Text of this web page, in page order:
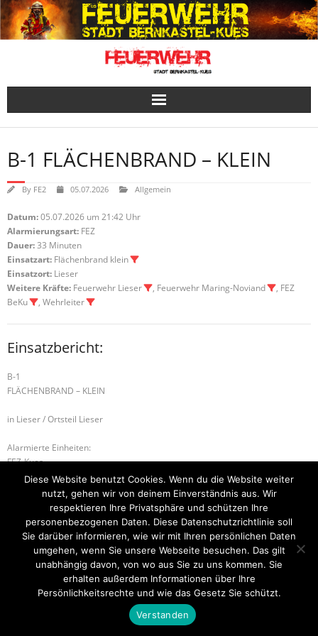
Skip
to
content
B-1 FLÄCHENBRAND – KLEIN
By FE2 05.07.2026 Allgemein
Datum:05.07.2026 um 21:42 Uhr
Alarmierungsart: FEZ
Dauer:33 Minuten
Einsatzart: Flächenbrand klein
Einsatzort: Lieser
Weitere Kräfte: Feuerwehr Lieser , Feuerwehr Maring-Noviand
, FEZ
BeKu
, Wehrleiter
Einsatzbericht:
B-1
FLÄCHENBRAND – KLEIN
in Lieser / Ortsteil Lieser
Alarmierte Einheiten:
FEZ-Kues
BeKu WL
H-1 TIERRETTUNG B-1 RAUCHENTWICKLUNG IM FREIEN
Startseite Einsätze Mitglied werden Über uns
Bilder
Kontakt
Theme byThink Up Themes Ltd. Powered byWordPress.
Diese Website benutzt Cookies. Wenn du die Website weiter
nutzt, gehen wir von deinem Einverständnis aus. Wir
respektieren Ihre Privatsphäre und schützen Ihre
personenbezogenen Daten. Diese Datenschutzrichtlinie soll
Sie darüber informieren, wie wir mit Ihren persönlichen Daten
umgehen, wenn Sie unsere Webseite besuchen. Das gilt
unabhängig davon, von wo aus Sie zu uns kommen. Sie
erhalten außerdem Informationen über Ihre
Persönlichkeitsrechte und wie das Gesetz Sie schützt.
Verstanden